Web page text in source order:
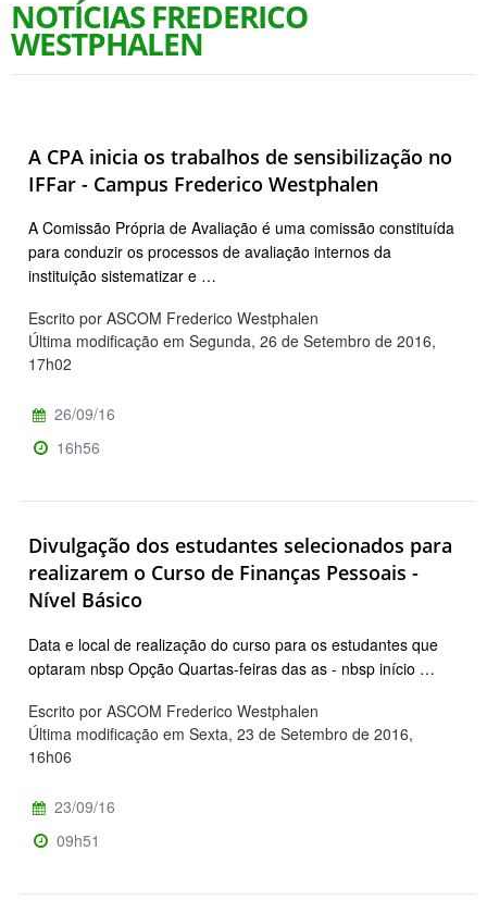
NOTÍCIAS FREDERICO
WESTPHALEN
A CPA inicia os trabalhos de sensibilização no
IFFar - Campus Frederico Westphalen
A Comissão Própria de Avaliação é uma comissão constituída
para conduzir os processos de avaliação internos da
instituição sistematizar e …
Escrito por ASCOM Frederico Westphalen
Última modificação em Segunda, 26 de Setembro de 2016,
17h02
26/09/16
16h56
Divulgação dos estudantes selecionados para
realizarem o Curso de Finanças Pessoais -
Nível Básico
Data e local de realização do curso para os estudantes que
optaram nbsp Opção Quartas-feiras das as - nbsp início …
Escrito por ASCOM Frederico Westphalen
Última modificação em Sexta, 23 de Setembro de 2016,
16h06
23/09/16
09h51